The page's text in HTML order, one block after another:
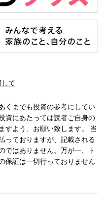
て
くまでも投資の参考にしてい
資にあたっては読者ご自身の
すよう、お願い致します。 当
っておりますが、記載される
ではありません。万が一、ト
保証は一切行っておりません